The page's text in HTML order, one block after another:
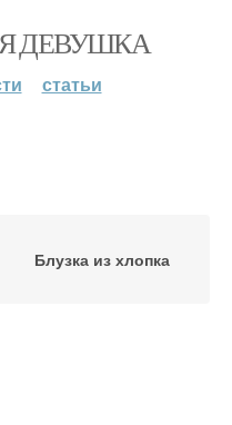
ДЕВУШКА
статьи
Блузка из хлопка